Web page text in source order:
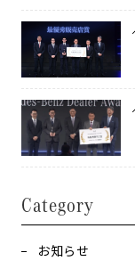
Category
お知らせ